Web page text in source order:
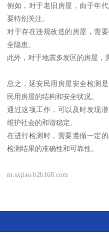
例如，对于老旧房屋，由于年
要特别关注。
对于存在违规改造的房屋，需
全隐患。
此外，对于地震多发区的房屋，
总之，延安民用房屋安全检测
民用房屋的结构和安全状况。
通过这项工作，可以及时发现
维护社会的和谐稳定。
在进行检测时，需要遵循一定
检测结果的准确性和可靠性。
m.sxjiao.b2b168.com